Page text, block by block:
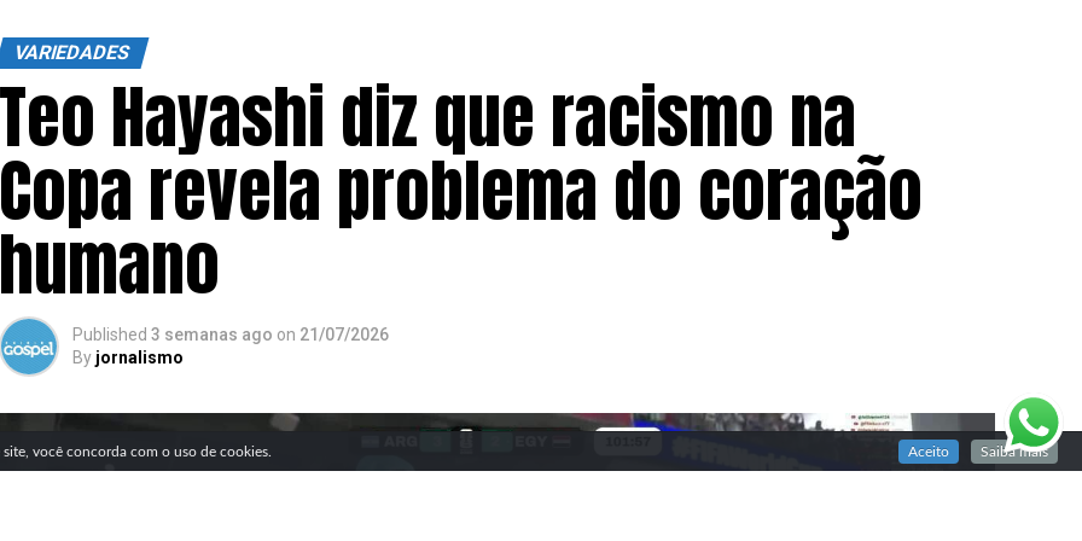
VARIEDADES
Teo Hayashi diz que racismo na
Copa revela problema do coração
humano
Published 3 semanas ago on 21/07/2026
By jornalismo
você concorda com o uso de cookies. Aceito Saiba mais